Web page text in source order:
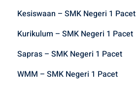
Kesiswaan – SMK Negeri 1 Pacet
Kurikulum – SMK Negeri 1 Pacet
Sapras – SMK Negeri 1 Pacet
WMM – SMK Negeri 1 Pacet